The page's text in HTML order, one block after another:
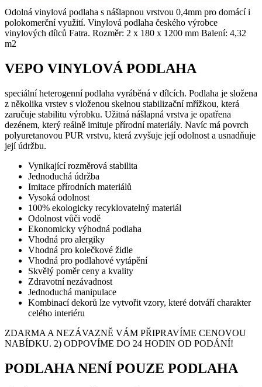
Odolná vinylová podlaha s nášlapnou vrstvou 0,4mm pro domácí i
polokomerční využití. Vinylová podlaha českého výrobce
vinylových dílců Fatra. Rozměr: 2 x 180 x 1200 mm Balení: 4,32
m2
VEPO VINYLOVÁ PODLAHA
speciální heterogenní podlaha vyráběná v dílcích. Podlaha je složena
z několika vrstev s vloženou skelnou stabilizační mřížkou, která
zaručuje stabilitu výrobku. Užitná nášlapná vrstva je opatřena
dezénem, který reálně imituje přírodní materiály. Navíc má povrch
polyuretanovou PUR vrstvu, která zvyšuje její odolnost a usnadňuje
její údržbu.
Vynikající rozměrová stabilita
Jednoduchá údržba
Imitace přírodních materiálů
Vysoká odolnost
100% ekologicky recyklovatelný materiál
Odolnost vůči vodě
Ekonomicky výhodná podlaha
Vhodná pro alergiky
Vhodná pro kolečkové židle
Vhodná pro podlahové vytápění
Skvělý poměr ceny a kvality
Zdravotní nezávadnost
Jednoduchá manipulace
Kombinací dekorů lze vytvořit vzory, které dotváří charakter
celého interiéru
ZDARMA A NEZÁVAZNĚ VÁM PŘIPRAVÍME CENOVOU
NABÍDKU. 2) ODPOVÍME DO 24 HODIN OD PODÁNÍ!
PODLAHA NENÍ POUZE PODLAHA